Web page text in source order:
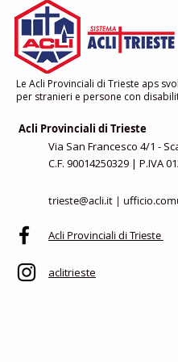
Le Acli Provinciali di Trieste aps
per stranieri e persone con
Acli Provinciali di Trieste
Via San Francesco 4/1 -
C.F. 90014250329 | P.IVA
trieste@acli.it |
Acli Provinciali di Trieste
aclitrieste